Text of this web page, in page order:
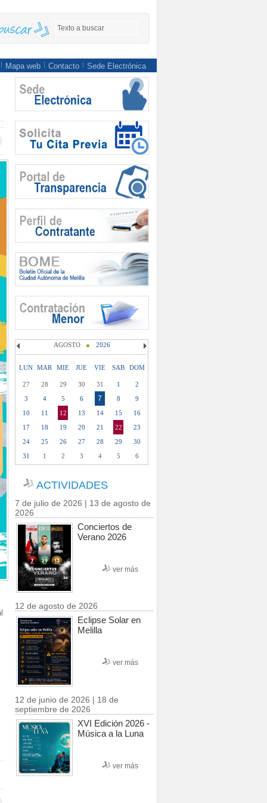
Mapa web Contacto Sede Electrónica
AGOSTO 2026
LUN MAR MIE JUE VIE SAB DOM
27 28 29 30 31 1
2
3
4 5 6 7 8
9
10
11 12 13 14 15
16
17
18 19 20 21 22
23
24
25 26 27 28 29
30
31
1 2 3 4 5 6
ACTIVIDADES
7 de julio de 2026 | 13 de agosto de
2026
Conciertos de
Verano 2026
ver más
12 de agosto de 2026
Eclipse Solar en
Melilla
ver más
12 de junio de 2026 | 18 de
septiembre de 2026
XVI Edición 2026 -
Música a la Luna
ver más